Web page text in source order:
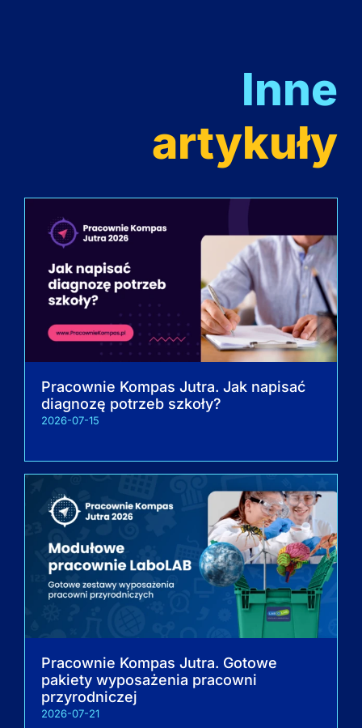
Inne
artykuły
Pracownie Kompas Jutra. Jak napisać
diagnozę potrzeb szkoły?
2026-07-15
Pracownie Kompas Jutra. Gotowe
pakiety wyposażenia pracowni
przyrodniczej
2026-07-21